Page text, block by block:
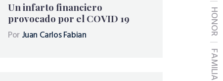
Un infarto financiero
provocado por el COVID 19
PorJuan Carlos Fabian HONOR
FAMILIA